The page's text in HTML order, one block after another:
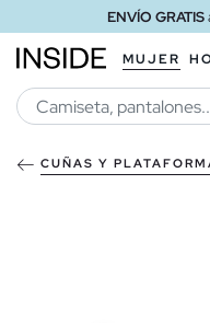
ENVÍO GRATIS
MUJER
CUÑAS Y